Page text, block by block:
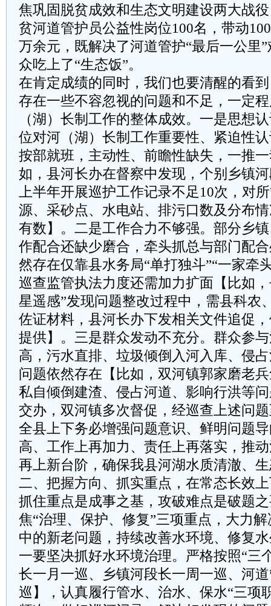
焦巩固脱贫成效和生态文明建设两大战
贫河道管护员公益性岗位100名，带动
万余元，既解决了河道管护“最后一公里
众吃上了“生态饭”。
在肯定成绩的同时，我们也要清醒的看
存在一些不容忽视的问题和不足，一定
（湖）长制工作的整体成效。一是思想
位对河（湖）长制工作重要性、紧迫性
按部就班，主动性、前瞻性缺失，一推
如，县河长办在督察中发现，个别乡镇
上半年开展巡护工作记录不足10次，对
源、采砂点、水电站、排污口数及分布
有数】。二是工作合力不够强。部分乡
作配合还缺少磨合，牵头抓总与部门配
然存在仅靠县水务局“单打独斗”“一家牵
巡查监管执法力度还需加力扩面【比如
星遥感”发现问题整改过程中，需县科农
佐证材料，县河长办下发相关文件追促
提供】。三是群众发动不充分。群众参
高，污水直排、垃圾倾倒入河入库、侵
问题依然存在【比如，双河镇郭家磨老
私自倾倒建渣、侵占河道、影响行洪等
交办，双河镇多次督促，经巡查上述问
全县上下务必增强问题意识、鲜明问题
高、工作上再加力、责任上再落实，推
再上新台阶，确保我县河湖水质清澈、
二、把握方向、抓实重点，在常态长效
抓住重点是成事之基，攻破难点是破题
焦“治理、保护、修复”三项重点，大力
中的新老问题，持续改善水环境、修复
一要坚决抓好水环境治理。严格按照“三
长一月一巡、乡镇河段长一周一巡、河
巡】，认真履行管水、治水、保水“三项